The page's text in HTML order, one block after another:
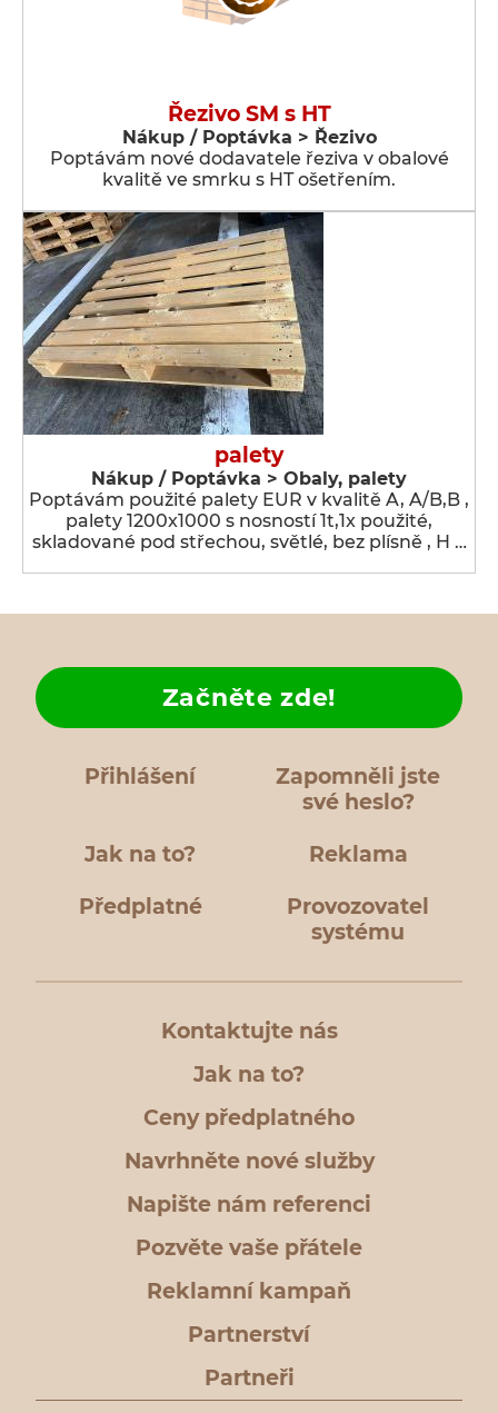
Řezivo SM s HT
Nákup / Poptávka > Řezivo
Poptávám nové dodavatele řeziva v obalové
kvalitě ve smrku s HT ošetřením.
palety
Nákup / Poptávka > Obaly, palety
Poptávám použité palety EUR v kvalitě A, A/B,B ,
palety 1200x1000 s nosností 1t,1x použité,
skladované pod střechou, světlé, bez plísně , H …
Přihlášení
Zapomněli jste
své heslo?
Jak na to?
Začněte zde!
Reklama
Předplatné
Provozovatel
systému
Kontaktujte nás
Jak na to?
Ceny předplatného
Navrhněte nové služby
Napište nám referenci
Pozvěte vaše přátele
Reklamní kampaň
Partnerství
Partneři